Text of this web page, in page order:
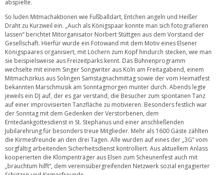
abspielte.
So luden Mitmachaktionen wie Fußballdart, Entchen angeln und Heißer
Draht zu Kurzweil ein. „Auch als Königspaar konnte man sich fotografieren
lassen“ berichtet Mitorganisator Norbert Stüttgen aus dem Vorstand der
Gesellschaft. Hierfür wurde ein Fotowand mit dem Motiv eines Elsener
Königspaares organisiert, mit Löchern zum Kopf hindurch stecken, wie man
sie beispielsweise aus Freizeitparks kennt. Das Bühnenprogramm
wechselte mit einem Singer Songwriter aus Köln am Freitagabend, einem
Mitmachzirkus aus Solingen Samstagnachmittag sowie der vom Heimatfest
bekannten Marschmusik am Sonntagmorgen munter durch. Abends legte
jeweils ein DJ auf, der es gar verstand, die Besucher zum spontanen Tanz
auf einer improvisierten Tanzfläche zu motivieren. Besonders festlich war
der Sonntag mit dem Gedenken der Verstorbenen, dem
Erntedankgottesdienst in St. Stephanus und einer anschließenden
Jubilarehrung für besonders treue Mitglieder. Mehr als 1600 Gäste zählten
die Kirmesfreunde an den drei Tagen. Alle wurden auf eines der „3G“ vom
sorgfältig arbeitenden Sicherheitsdienst kontrolliert. Aus aktuellem Anlass
kooperierten die Klompenträger aus Elsen zum Scheunenfest auch mit
„brauchtum hilft“, dem vereinsübergreifenden Netzwerk sozial engagierter